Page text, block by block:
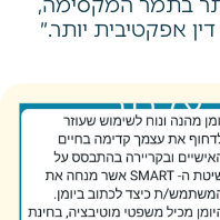
אפקטיבית יותר.״